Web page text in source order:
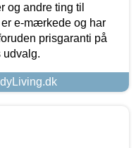
og andre ting til
e-mærkede og har
prisgaranti på
udvalg.